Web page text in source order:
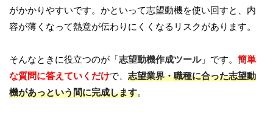
がかかりやすいです。かといって志望動機を使い回すと、内
容が薄くなって熱意が伝わりにくくなるリスクがあります。
そんなときに役立つのが「志望動機作成ツール」です。 簡単
な質問に答えていくだけで、 志望業界・職種に合った志望動
機があっという間に完成します。